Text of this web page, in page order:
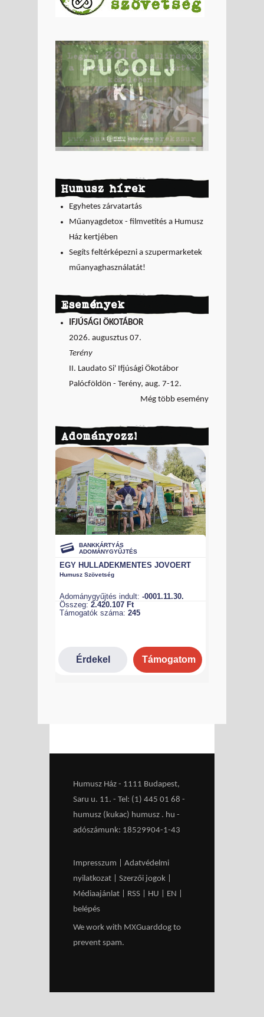
Humusz hírek
Egyhetes zárvatartás
Műanyagdetox - filmvetítés a Humusz
Ház kertjében
Segíts feltérképezni a szupermarketek
műanyaghasználatát!
Események
IFJÚSÁGI ÖKOTÁBOR
2026. augusztus 07.
Terény
II. Laudato Si' Ifjúsági Ökotábor
Palócföldön - Terény, aug. 7-12.
Még több esemény
Adományozz!
Humusz Ház - 1111 Budapest,
Saru u. 11. - Tel: (1) 445 01 68 -
humusz (kukac) humusz . hu -
adószámunk: 18529904-1-43
Impresszum
Adatvédelmi
nyilatkozat
Szerzői jogok
Médiaajánlat
RSS HU EN
belépés
We work with MXGuarddog to
prevent spam.